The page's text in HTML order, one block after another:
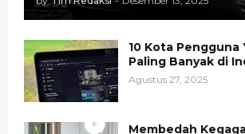
10 Kota Pengguna
Paling Banyak di
Agustus 27, 2025
Membedah